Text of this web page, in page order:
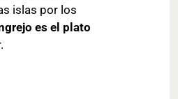
islas por los
es el plato